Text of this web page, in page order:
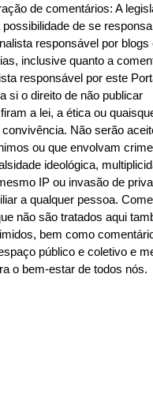
de comentários: A
de se
responsável por blogs
inclusive quanto a
responsável por este
si o direito de não publicar
a lei, a ética ou
Não serão
ou que envolvam
ideológica,
IP ou invasão de
a qualquer pessoa.
não são tratados aqui
bem como
público e coletivo e
o bem-estar de todos nós.